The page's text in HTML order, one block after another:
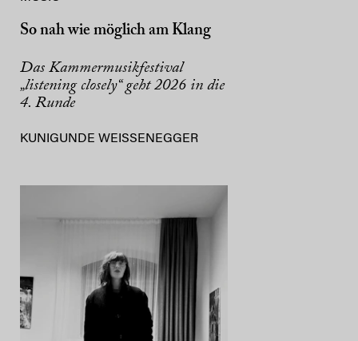
So nah wie möglich am Klang
Das Kammermusikfestival
„listening closely“ geht 2026 in die
4. Runde
KUNIGUNDE WEISSENEGGER